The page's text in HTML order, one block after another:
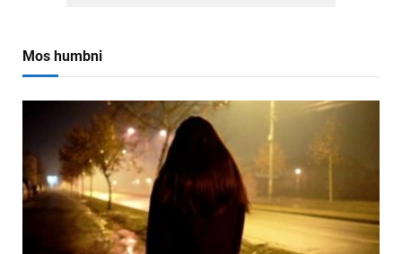
Mos humbni